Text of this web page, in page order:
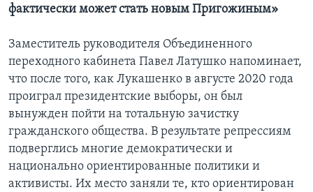
фактически может стать новым Пригожиным»
Заместитель руководителя Объединенного
переходного кабинета Павел Латушко напоминает,
что после того, как Лукашенко в августе 2020 года
проиграл президентские выборы, он был
вынужден пойти на тотальную зачистку
гражданского общества. В результате репрессиям
подверглись многие демократически и
национально ориентированные политики и
активисты. Их место заняли те, кто ориентирован